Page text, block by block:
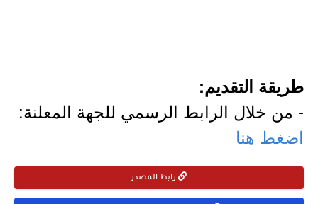
طريقة التقديم:
- من خلال الرابط الرسمي للجهة المعلنة:
اضغط هنا
رابط المصدر